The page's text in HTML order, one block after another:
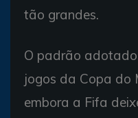
tão grandes.
O padrão adotado
jogos da Copa do
embora a Fifa